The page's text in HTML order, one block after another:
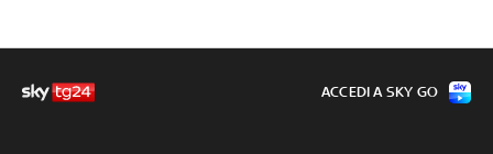
ACCEDI A SKY GO